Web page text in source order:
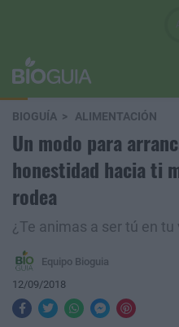
BIOGUÍA ALIMENTACIÓN
Un modo para
honestidad hacia ti
rodea
¿Te animas a ser tú en
Equipo Bioguia
12/09/2018